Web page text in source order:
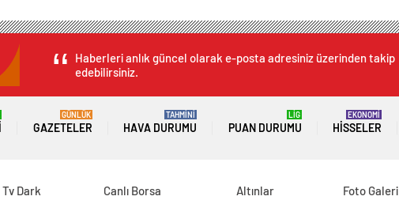
Haberleri anlık güncel olarak e-posta adresiniz üzerinden takip
edebilirsiniz.
GAZETELER
GÜNLÜK
HAVA DURUMU
TAHMİNİ
PUAN DURUMU
LİG
HISSELER
EKONOMİ
Tv Dark Canlı Borsa Altınlar Foto Galeri